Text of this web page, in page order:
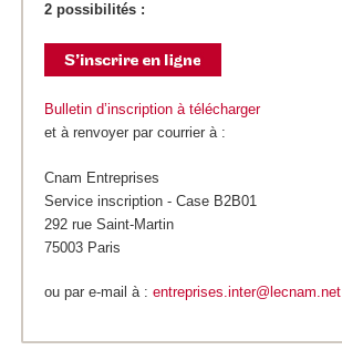
2 possibilités :
Bulletin d’inscription à télécharger
et à renvoyer par courrier à :
Cnam Entreprises
Service inscription - Case B2B01
292 rue Saint-Martin
75003 Paris
ou par e-mail à : entreprises.inter@lecnam.net